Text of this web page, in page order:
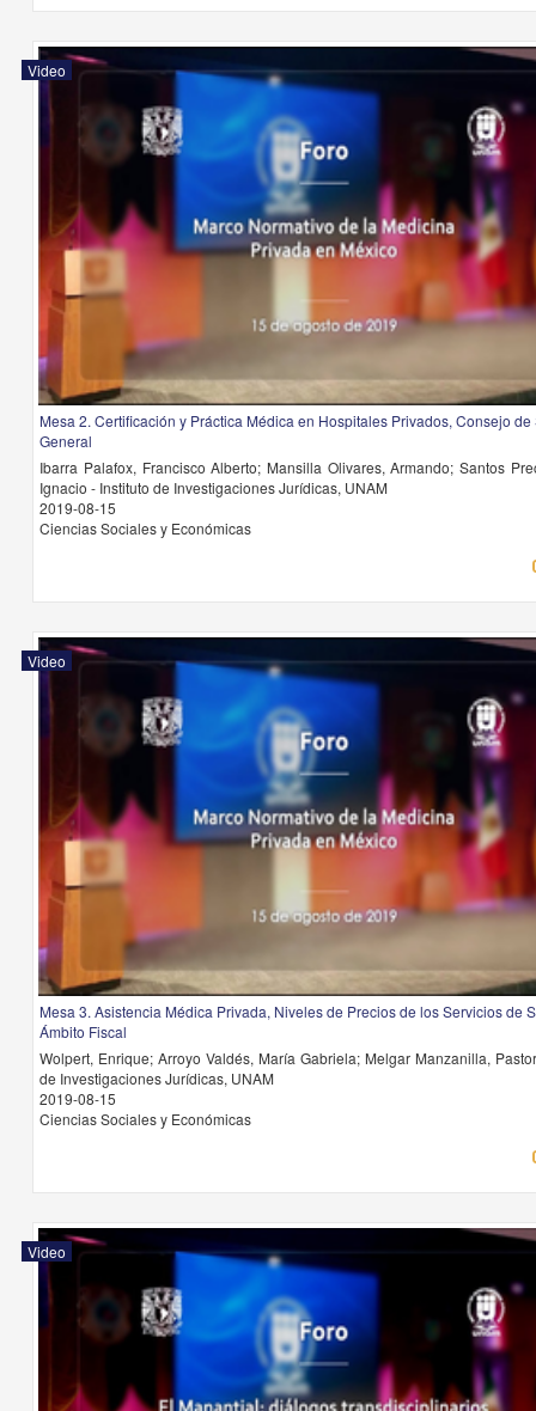
Video
Mesa 2. Certificación y Práctica Médica en Hospitales Privados, Consejo
General
Ibarra Palafox, Francisco Alberto; Mansilla Olivares, Armando; Santos
Ignacio - Instituto de Investigaciones Jurídicas, UNAM
2019-08-15
Ciencias Sociales y Económicas
Video
Mesa 3. Asistencia Médica Privada, Niveles de Precios de los Servicios de
Ámbito Fiscal
Wolpert, Enrique; Arroyo Valdés, María Gabriela; Melgar Manzanilla,
de Investigaciones Jurídicas, UNAM
2019-08-15
Ciencias Sociales y Económicas
Video